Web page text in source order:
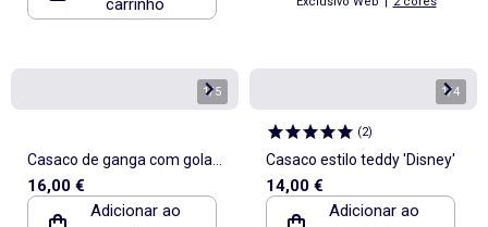
1/5
Casaco de ganga com gola
redonda
16,00 €
Adicionar ao
1/4
(2)
Casaco estilo teddy 'Disney'
14,00 €
Adicionar ao